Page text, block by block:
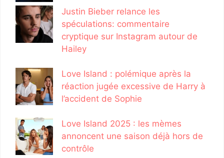
Justin Bieber relance les
spéculations: commentaire
cryptique sur Instagram autour de
Hailey
Love Island : polémique après la
réaction jugée excessive de Harry à
l’accident de Sophie
Love Island 2025 : les mèmes
annoncent une saison déjà hors de
contrôle